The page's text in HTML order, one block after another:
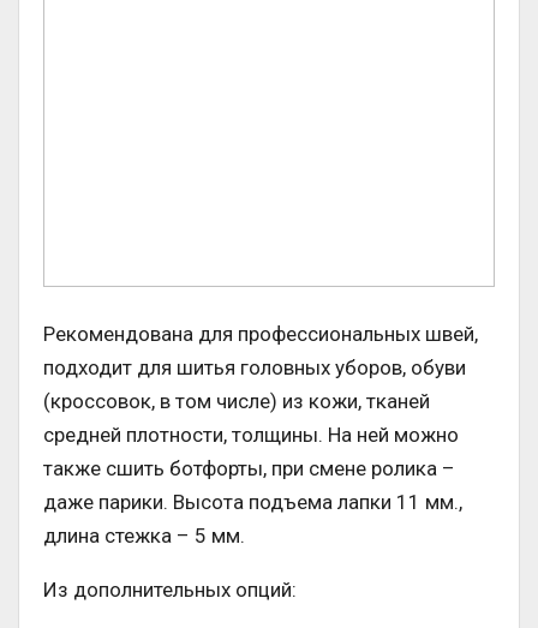
Рекомендована для профессиональных швей,
подходит для шитья головных уборов, обуви
(кроссовок, в том числе) из кожи, тканей
средней плотности, толщины. На ней можно
также сшить ботфорты, при смене ролика –
даже парики. Высота подъема лапки 11 мм.,
длина стежка – 5 мм.
Из дополнительных опций: